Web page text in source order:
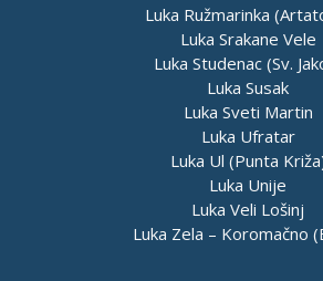
Luka Ružmarinka
Luka Srakane Vele
Luka Studenac (Sv.
Luka Susak
Luka Sveti Martin
Luka Ufratar
Luka Ul (Punta
Luka Unije
Luka Veli Lošinj
Luka Zela – Koromačno